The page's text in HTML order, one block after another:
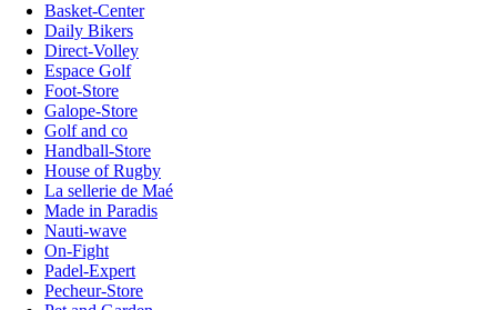
Basket-Center
Daily Bikers
Direct-Volley
Espace Golf
Foot-Store
Galope-Store
Golf and co
Handball-Store
House of Rugby
La sellerie de Maé
Made in Paradis
Nauti-wave
On-Fight
Padel-Expert
Pecheur-Store